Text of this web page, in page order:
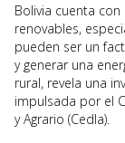
Bolivia cuenta
renovables,
pueden ser un
y generar una
rural, revela una
impulsada por el
y Agrario (Cedla).